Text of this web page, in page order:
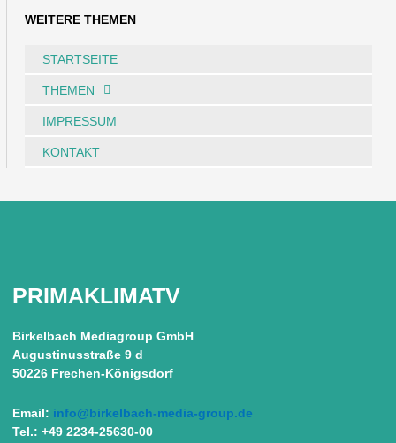
WEITERE THEMEN
STARTSEITE
THEMEN
IMPRESSUM
KONTAKT
PRIMAKLIMATV
Birkelbach Mediagroup GmbH
Augustinusstraße 9 d
50226 Frechen-Königsdorf
Email: info@birkelbach-media-group.de
Tel.: +49 2234-25630-00